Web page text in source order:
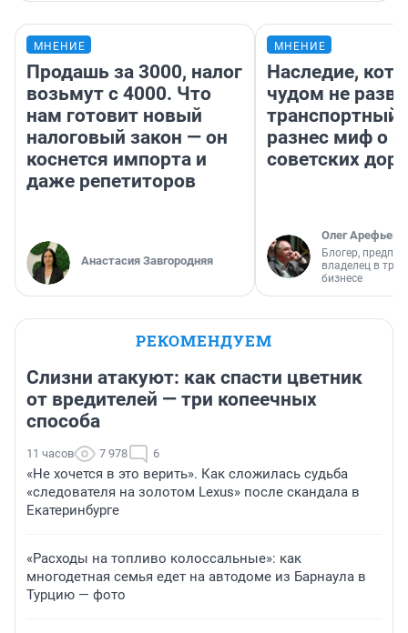
МНЕНИЕ
Продашь за 3000, налог
возьмут с 4000. Что
нам готовит новый
налоговый закон — он
коснется импорта и
даже репетиторов
Анастасия Завгородняя
МНЕНИЕ
Наследие,
чудом не
транспортный
разнес миф о
советских
Олег Арефьев
Блогер,
владелец в
бизнесе
РЕКОМЕНДУЕМ
Слизни атакуют: как спасти цветник
от вредителей — три копеечных
способа
11 часов 7 978 6
«Не хочется в это верить». Как сложилась судьба
«следователя на золотом Lexus» после скандала в
Екатеринбурге
«Расходы на топливо колоссальные»: как
многодетная семья едет на автодоме из Барнаула в
Турцию — фото